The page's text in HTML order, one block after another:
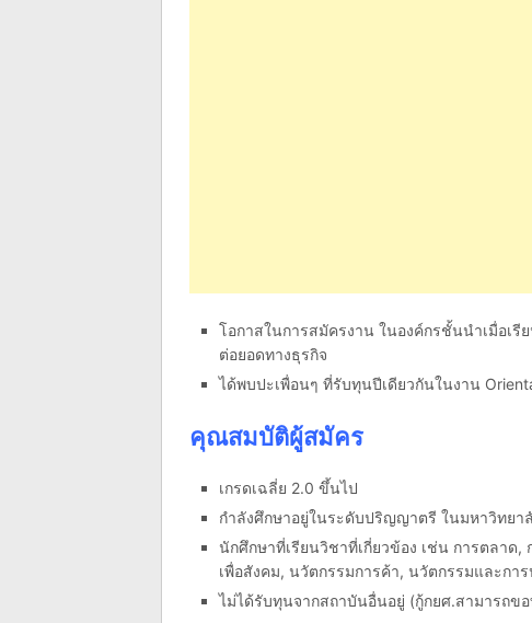
โอกาสในการสมัครงาน ในองค์กรชั้นนำเมื่อเรี
ต่อยอดทางธุรกิจ
ได้พบปะเพื่อนๆ ที่รับทุนปีเดียวกันในงาน
คุณสมบัติผู้สมัคร
เกรดเฉลี่ย 2.0 ขึ้นไป
กำลังศึกษาอยู่ในระดับปริญญาตรี ในมหาวิทยา
นักศึกษาที่เรียนวิชาที่เกี่ยวข้อง เช่น การตลาด
เพื่อสังคม, นวัตกรรมการค้า, นวัตกรรมและกา
ไม่ได้รับทุนจากสถาบันอื่นอยู่ (กู้กยศ.สามารถข